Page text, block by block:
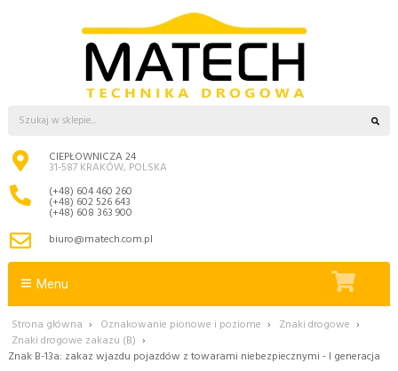
CIEPŁOWNICZA 24
31-587 KRAKÓW, POLSKA
(+48) 604 460 260
(+48) 602 526 643
(+48) 608 363 900
biuro@matech.com.pl
Menu
Strona główna › Oznakowanie pionowe i poziome › Znaki drogowe ›
Znaki drogowe zakazu (B) ›
Znak B-13a: zakaz wjazdu pojazdów z towarami niebezpiecznymi - I generacja